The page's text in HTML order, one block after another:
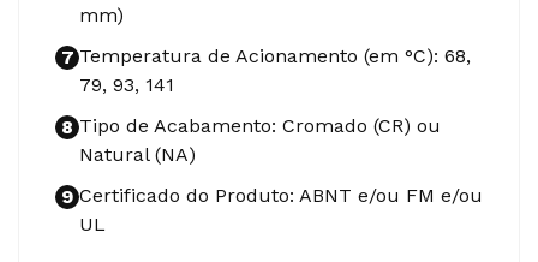
mm)
7 Temperatura de Acionamento (em °C): 68,
79, 93, 141
8 Tipo de Acabamento: Cromado (CR) ou
Natural (NA)
9 Certificado do Produto: ABNT e/ou FM e/ou
UL